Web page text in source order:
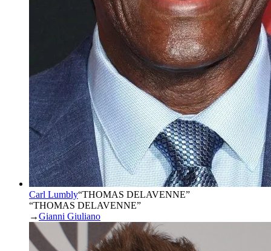
Carl Lumbly“THOMAS DELAVENNE”
“THOMAS DELAVENNE”
→Gianni Giuliano